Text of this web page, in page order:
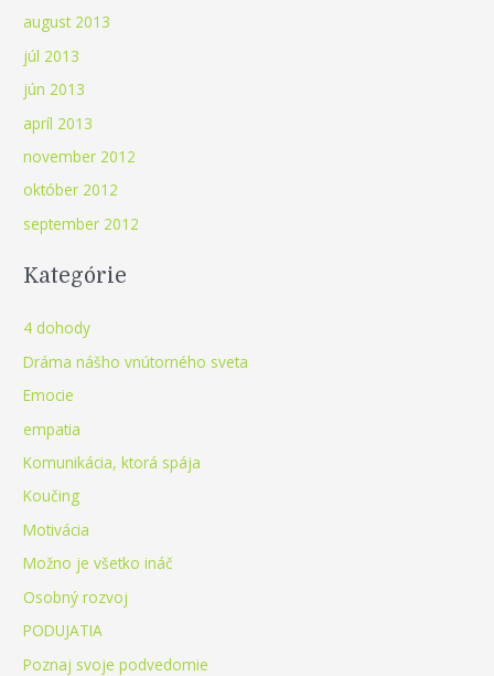
august 2013
júl 2013
jún 2013
apríl 2013
november 2012
október 2012
september 2012
Kategórie
4 dohody
Dráma nášho vnútorného sveta
Emocie
empatia
Komunikácia, ktorá spája
Koučing
Motivácia
Možno je všetko ináč
Osobný rozvoj
PODUJATIA
Poznaj svoje podvedomie